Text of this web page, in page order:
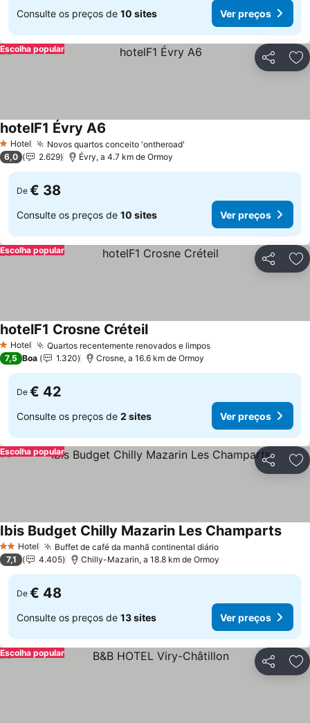
Consulte os preços de 10 sites Ver preços
Partilhar
Escolha popular
1 Estrelas
Hotel Novos quartos conceito 'ontheroad'
hotelF1 Évry A6
6,0 2.629 Évry, a 4.7 km de Ormoy
De € 38
Consulte os preços de 10 sites Ver preços
Partilhar
Escolha popular
1 Estrelas
Hotel Quartos recentemente renovados e limposVer preços
hotelF1 Crosne CréteilVer preços
7,5 Boa 1.320 Crosne, a 16.6 km de Ormoy
De € 42
Consulte os preços de 2 sites Ver preços
Partilhar
Escolha popular
2 Estrelas
Hotel Buffet de café da manhã continental diárioVer preços
Ibis Budget Chilly Mazarin Les ChampartsVer
7,1 4.405 Chilly-Mazarin, a 18.8 km de Ormoy
De € 48
Consulte os preços de 13 sites Ver preços
Partilhar
Escolha popular